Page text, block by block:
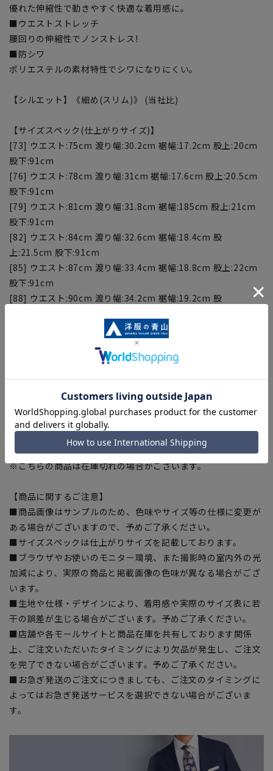
優れた伸縮性で動きやすく快適な着用感に。
■ウエストストレッチ
腰回りの伸縮性でノンストレス!
■防シワ
ポリエステルの素材特性でシワになりにくい。
【シルエット】《細め(スリム)》 (当社比)
【サイズスペック(仕上がりサイズ)】
[73] ウエスト:75cm 渡り幅:30.2cm 裾幅:17.2cm 股上:20cm
股下:91cm
[76] ウエスト:78cm 渡り幅:31cm 裾幅:17.6cm 股上:20.5cm
股下:91cm
[79] ウエスト:81cm 渡り幅:31.8cm 裾幅:185cm 股上:21cm
股下:91cm
[82] ウエスト:84cm 渡り幅:32.6cm 裾幅:18.4cm 股
上:21.5cm 股下:91cm
[85] ウエスト:87cm 渡り幅:33.4cm 裾幅:18.8cm 股上:22cm
股下:91cm
[88] ウエスト:90cm 渡り幅:34.2cm 裾幅:19.2cm 股
[91] ウエスト:93cm 渡り幅:35cm 裾幅:19.6cm 股上:23cm 股
[94] ウエスト:96cm 渡り幅:35.8cm 裾幅:20cm 股上:23.5cm
■こちらの商品はご購入時またはご購入後の裾上げが必要な商
品となります。裾上げテープは当サイトでご購入いただけま
す。
裾上げテープ:SUSOTAPE010
※こちらの商品は在庫切れの場合がございます。
【商品に関するご注意】
■商品画像はサンプルのため、色味やサイズ等の仕様に変更が
ある場合がございますので、予めご了承ください。
■サイズスペックは仕上がりサイズを記載しております。
■ブラウザやお使いのモニター環境、また撮影時の室内外の光
加減により、実際の商品と掲載画像の色味が異なる場合がござ
います。
■生地や仕様・デザインにより、着用感や実際のサイズ表に若
干の誤差が生じる場合がございます。予めご了承ください。
■店舗や各モールサイトと商品在庫を共有しております関係
上、ご注文いただいたタイミングにより欠品が発生し、ご注文
を完了できない場合がございます。予めご了承ください。
■お急ぎ発送のご注文につきましても、ご注文のタイミングに
よってはお急ぎ発送サービスを選択できない場合がございま
す。